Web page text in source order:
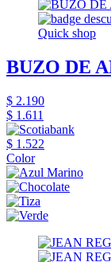
Quick shop
BUZO DE
$ 2.190
$ 1.611
$ 1.522
Color